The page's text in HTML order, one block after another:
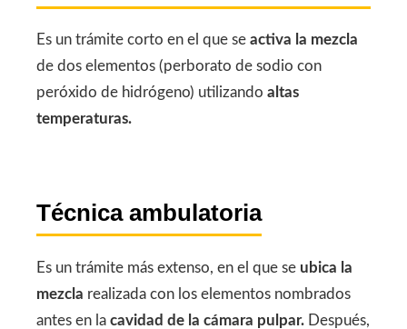
Es un trámite corto en el que se activa la mezcla
de dos elementos (perborato de sodio con
peróxido de hidrógeno) utilizando altas
temperaturas.
Técnica ambulatoria
Es un trámite más extenso, en el que se ubica la
mezcla realizada con los elementos nombrados
antes en la cavidad de la cámara pulpar. Después,